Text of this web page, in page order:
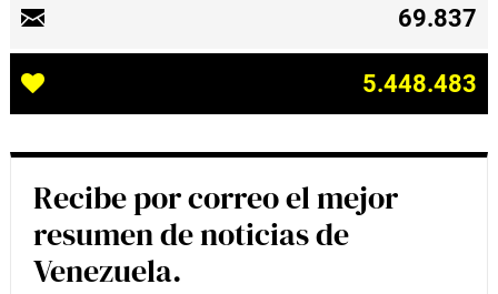
69.837
5.448.483
Recibe por correo el mejor
resumen de noticias de
Venezuela.